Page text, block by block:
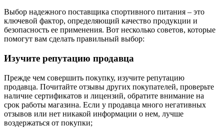
Выбор надежного поставщика спортивного питания – это
ключевой фактор, определяющий качество продукции и
безопасность ее применения. Вот несколько советов, которые
помогут вам сделать правильный выбор:
Изучите репутацию продавца
Прежде чем совершить покупку, изучите репутацию
продавца. Почитайте отзывы других покупателей, проверьте
наличие сертификатов и лицензий, обратите внимание на
срок работы магазина. Если у продавца много негативных
отзывов или нет никакой информации о нем, лучше
воздержаться от покупки;